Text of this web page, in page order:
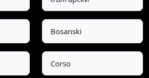
Bosanski
Corso